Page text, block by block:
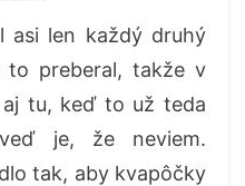
asi len každý druhý
to preberal, takže v
tu, keď to už teda
je, že neviem.
tak, aby kvapôčky